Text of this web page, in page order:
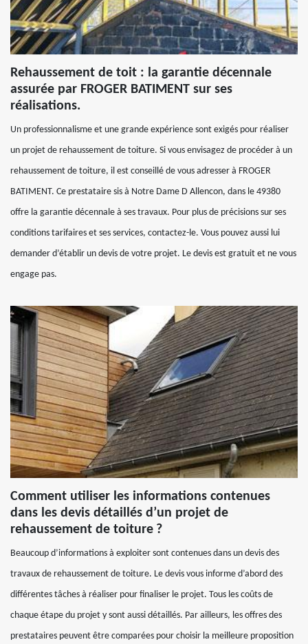
Rehaussement de toit : la garantie décennale
assurée par FROGER BATIMENT sur ses
réalisations.
Un professionnalisme et une grande expérience sont exigés pour réaliser
un projet de rehaussement de toiture. Si vous envisagez de procéder à un
rehaussement de toiture, il est conseillé de vous adresser à FROGER
BATIMENT. Ce prestataire sis à Notre Dame D Allencon, dans le 49380
offre la garantie décennale à ses travaux. Pour plus de précisions sur ses
conditions tarifaires et ses services, contactez-le. Vous pouvez aussi lui
demander d’établir un devis de votre projet. Le devis est gratuit et ne vous
engage pas.
Comment utiliser les informations contenues
dans les devis détaillés d’un projet de
rehaussement de toiture ?
Beaucoup d’informations à exploiter sont contenues dans un devis des
travaux de rehaussement de toiture. Le devis vous informe d’abord des
différentes tâches à réaliser pour finaliser le projet. Tous les coûts de
chaque étape du projet y sont aussi détaillés. Par ailleurs, les offres des
prestataires peuvent être comparées pour choisir la meilleure proposition